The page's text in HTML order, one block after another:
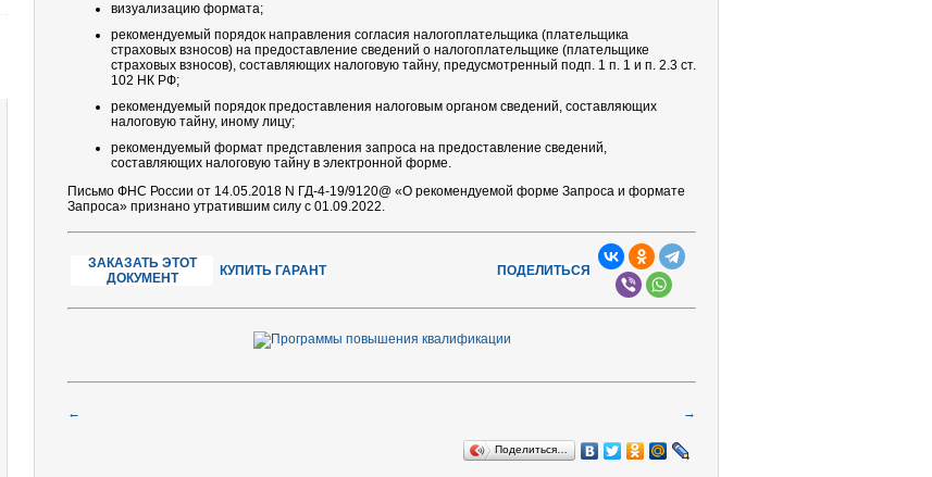
визуализацию формата;
рекомендуемый порядок направления согласия налогоплательщика (плательщика
страховых взносов) на предоставление сведений о налогоплательщике (плательщике
страховых взносов), составляющих налоговую тайну, предусмотренный подп. 1 п. 1 и п. 2.3 ст.
102 НК РФ;
рекомендуемый порядок предоставления налоговым органом сведений, составляющих
налоговую тайну, иному лицу;
рекомендуемый формат представления запроса на предоставление сведений,
составляющих налоговую тайну в электронной форме.
Письмо ФНС России от 14.05.2018 N ГД-4-19/9120@ «О рекомендуемой форме Запроса и формате
Запроса» признано утратившим силу с 01.09.2022.
ЗАКАЗАТЬ ЭТОТ
ДОКУМЕНТ
КУПИТЬ ГАРАНТ ПОДЕЛИТЬСЯ
← →
Поделиться…